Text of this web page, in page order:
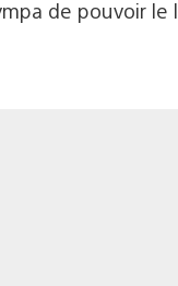
de pouvoir le